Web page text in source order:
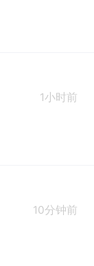
1小时前
10分钟前